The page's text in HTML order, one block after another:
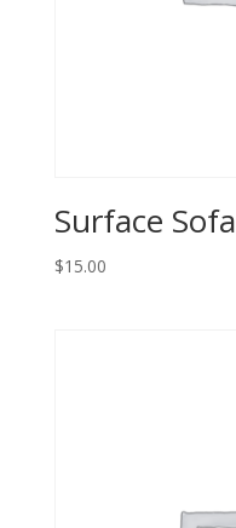
Surface Sofa
$15.00